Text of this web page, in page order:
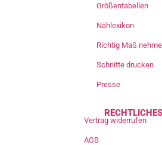
Größentabellen
Nählexikon
Richtig Maß
Schnitte drucken
Presse
RECHTLICHES
Vertrag widerrufen
AGB